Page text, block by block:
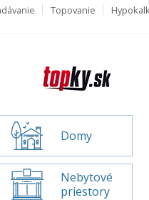
Topovanie
Domy
Nebytové
priestory